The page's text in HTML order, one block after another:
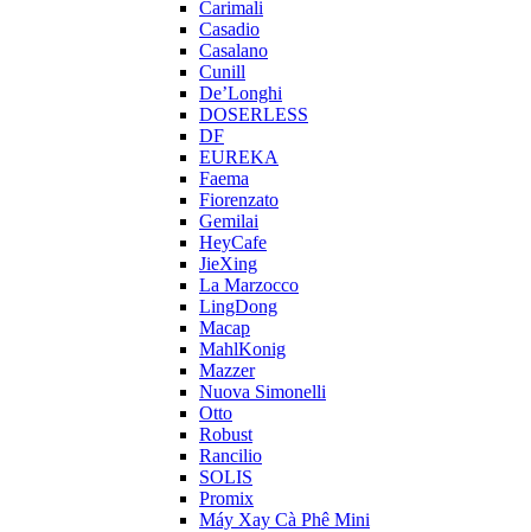
Carimali
Casadio
Casalano
Cunill
De’Longhi
DOSERLESS
DF
EUREKA
Faema
Fiorenzato
Gemilai
HeyCafe
JieXing
La Marzocco
LingDong
Macap
MahlKonig
Mazzer
Nuova Simonelli
Otto
Robust
Rancilio
SOLIS
Promix
Máy Xay Cà Phê Mini